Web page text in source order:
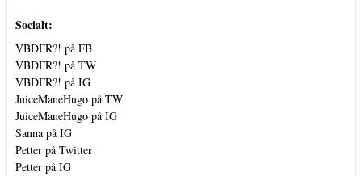
Socialt:
VBDFR?! på FB
VBDFR?! på TW
VBDFR?! på IG
JuiceManeHugo på TW
JuiceManeHugo på IG
Sanna på IG
Petter på Twitter
Petter på IG